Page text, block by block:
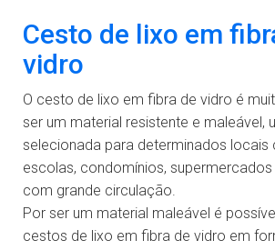
Cesto de lixo em
vidro
O cesto de lixo em fibra de vidro é
ser um material resistente e maleável,
selecionada para determinados locais
escolas, condomínios,
com grande circulação.
Por ser um material maleável é
cestos de lixo em fibra de vidro em